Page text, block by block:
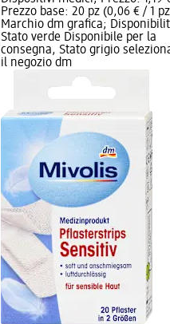
Prezzo base: 20 pz (0,06 € / 1
Marchio dm grafica;
Stato verde Disponibile per la
consegna, Stato grigio
il negozio dm